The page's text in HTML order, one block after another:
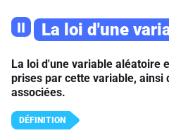
II La loi d'une
La loi d'une variable aléatoire
prises par cette variable, ainsi
associées.